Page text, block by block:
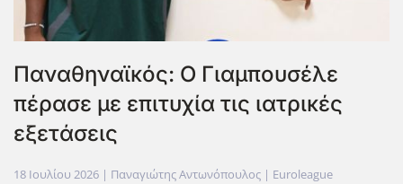
Παναθηναϊκός: Ο Γιαμπουσέλε
πέρασε με επιτυχία τις ιατρικές
εξετάσεις
18 Ιουλίου 2026 | Παναγιώτης Αντωνόπουλος | Euroleague